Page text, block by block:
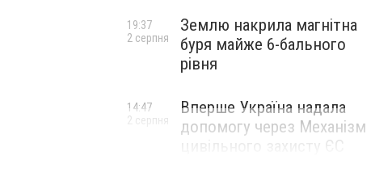
Землю накрила магнітна
буря майже 6-бального
рівня
19:37
2 серпня
Вперше Україна надала
допомогу через Механізм
цивільного захисту ЄС
14:47
2 серпня